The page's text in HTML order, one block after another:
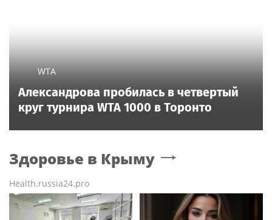
WTA
Александрова пробилась в четвертый
круг турнира WTA 1000 в Торонто
Здоровье в Крыму
Health.russia24.pro